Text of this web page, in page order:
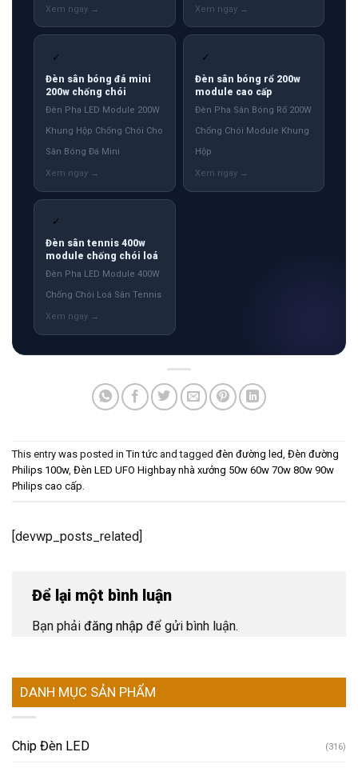
✓
Đèn sân bóng đá mini
200w chống chói
Đèn Pha LED Module 200W
Khung Hộp Chống Chói Cho
Sân Bóng Đá Mini
✓
Đèn sân bóng rổ 200w
module cao cấp
Đèn Pha Sân Bóng Rổ 200W
Chống Chói Module Khung
Hộp
✓
Đèn sân tennis 400w
module chống chói loá
Đèn Pha LED Module 400W
Chống Chói Loá Sân Tennis
This entry was posted inTin tức and tagged đèn đường led, Đèn đường
Philips 100w, Đèn LED UFO Highbay nhà xưởng 50w 60w 70w 80w 90w
Philips cao cấp.
[devwp_posts_related]
Để lại một bình luận
Bạn phải đăng nhập để gửi bình luận.
DANH MỤC SẢN PHẨM
Chip Đèn LED (316)